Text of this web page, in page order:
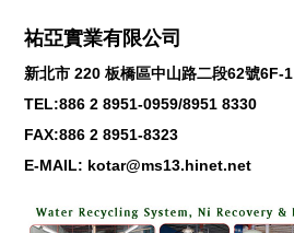
祐亞實業有限公司
新北市220 板橋區中山路二段62號6F-1
TEL:886 2 8951-0959/8951 8330
FAX:886 2 8951-8323
E-MAIL: kotar@ms13.hinet.net